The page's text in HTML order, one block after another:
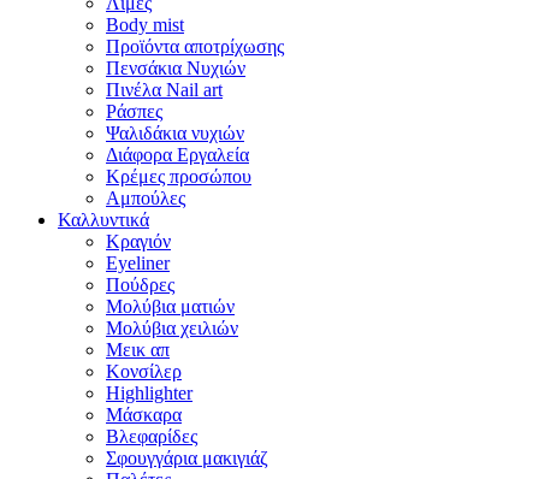
Body mist
Προϊόντα αποτρίχωσης
Πενσάκια Νυχιών
Πινέλα Nail art
Ράσπες
Ψαλιδάκια νυχιών
Διάφορα Εργαλεία
Κρέμες προσώπου
Αμπούλες
Καλλυντικά
Κραγιόν
Eyeliner
Πούδρες
Μολύβια ματιών
Μολύβια χειλιών
Μεικ απ
Κονσίλερ
Highlighter
Μάσκαρα
Βλεφαρίδες
Σφουγγάρια μακιγιάζ